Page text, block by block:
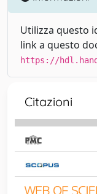
Utilizza questo
link a questo
https://
Citazioni